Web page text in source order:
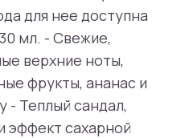
для нее доступна
мл. - Свежие,
верхние ноты,
фрукты, ананас и
- Теплый сандал,
эффект сахарной